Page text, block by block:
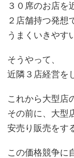
３０席のお店を
２店舗持つ発想
うまくいきやす
そうやって、
近隣３店経営を
これから大型店
その前に、大型
安売り販売をす
この価格競争に